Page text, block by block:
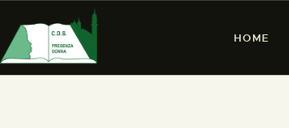
HOME